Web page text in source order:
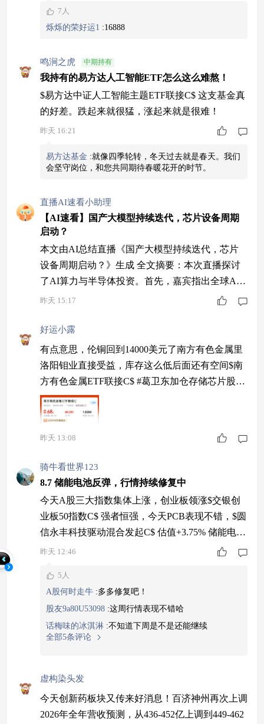
们梳理下来，下半年值得多看几眼的几条线。 科
技还是主角，但里面在变 大方向上，科技没结
了——公募在科技板块的仓位一度冲到近60%，创
了
7人
烁烁的荣好运1 :16888
鸣涧之虎 中期持有
我持有的易方达人工智能ETF怎么这么难熬！
$易方达中证人工智能主题ETF联接C$ 这支基金真
的好差。跌起来就很猛，涨起来就是很难！
昨天 16:21
易方达基金 :就像四季轮转，冬天过去就是春天。我们
会坚守岗位，和您共同期待春暖花开的时节。
直播AI速看小助理
【AI速看】国产大模型持续迭代，芯片设备周期
启动？
本文由AI总结直播《国产大模型持续迭代，芯片
设备周期启动？》生成 全文摘要：本次直播探讨
了AI算力与半导体投资。首先，嘉宾指出全球AI
算力需求持续增长，云厂商资本开支增加表明AI
投资价值，强调其受益于AI驱动的扩产周期和国
产替代机遇。最后，建议通过指数化投资把握芯片
产业链机会，并介绍了相关ETF产品。易方达基金
提醒投资者注意风险，谨慎决策。 1 风险提示
昨天 15:17
好运小露
有点意思，伦铜回到14000美元了南方有色金属里
洛阳钼业直接受益，库存这么低后面还有空间$南
方有色金属ETF联接C$ #葛卫东加仓存储芯片股：
坚定看多AI#
昨天 13:08
骑牛看世界123
8.7 储能电池反弹，行情持续修复中
今天A股三大指数集体上涨，创业板领涨$交银创
业板50指数C$ 强者恒强，今天PCB表现不错，$圆
信永丰科技驱动混合发起C$ 估值+3.75% 储能电池
小幅反弹，$天弘储能电池指数C$ 估值+0.66%，
包了宁德时代、阳光电源等全产业链龙头，在行业
从配套向核心刚需跃升的关键节点持续受益。 这
波储能的上涨逻辑非常硬，不仅有AI算力爆发带
动“算电协同”刚需的产
昨天 12:46
5人
A股何时走牛 :多多修复吧！
股友9a80U53098 :这周行情表现不错哈
话梅味的冰淇淋 :不知道下周是不是还能继续
全部5条评论
虚构染头发
今天创新药板块又传来好消息！百济神州再次上调
2026年全年营收预测，从436-452亿上调到449-462